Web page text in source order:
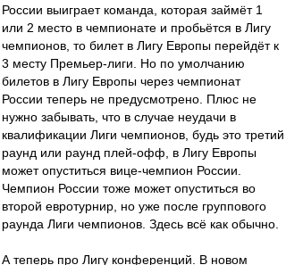
России выиграет команда, которая займёт 1
или 2 место в чемпионате и пробьётся в Лигу
чемпионов, то билет в Лигу Европы перейдёт к
3 месту Премьер-лиги. Но по умолчанию
билетов в Лигу Европы через чемпионат
России теперь не предусмотрено. Плюс не
нужно забывать, что в случае неудачи в
квалификации Лиги чемпионов, будь это третий
раунд или раунд плей-офф, в Лигу Европы
может опуститься вице-чемпион России.
Чемпион России тоже может опуститься во
второй евротурнир, но уже после группового
раунда Лиги чемпионов. Здесь всё как обычно.
А теперь про Лигу конференций. В новом